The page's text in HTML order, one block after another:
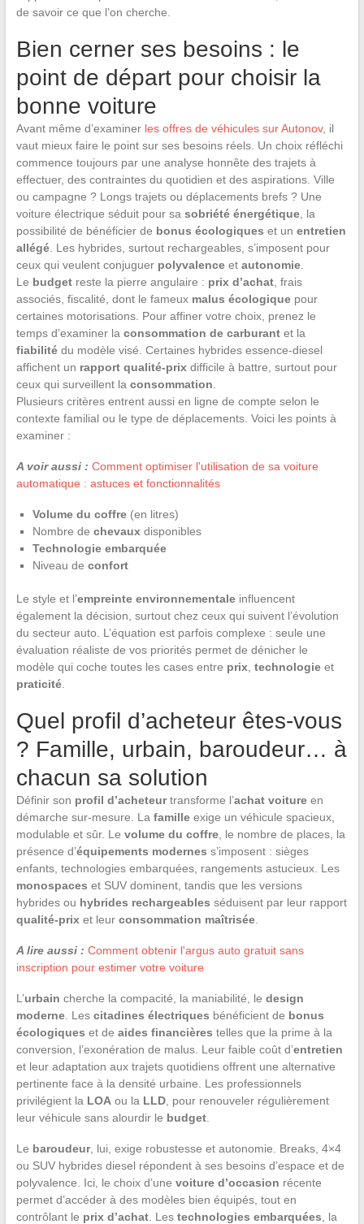
de savoir ce que l’on cherche.
Bien cerner ses besoins : le
point de départ pour choisir la
bonne voiture
Avant même d’examiner les offres de véhicules sur Autonov, il
vaut mieux faire le point sur ses besoins réels. Un choix réfléchi
commence toujours par une analyse honnête des trajets à
effectuer, des contraintes du quotidien et des aspirations. Ville
ou campagne ? Longs trajets ou déplacements brefs ? Une
voiture électrique séduit pour sa sobriété énergétique, la
possibilité de bénéficier de bonus écologiques et un entretien
allégé. Les hybrides, surtout rechargeables, s’imposent pour
ceux qui veulent conjuguer polyvalenceet autonomie.
Le budgetreste la pierre angulaire : prix d’achat, frais
associés, fiscalité, dont le fameux malus écologiquepour
certaines motorisations. Pour affiner votre choix, prenez le
temps d’examiner la consommation de carburantet la
fiabilitédu modèle visé. Certaines hybrides essence-diesel
affichent un rapport qualité-prixdifficile à battre, surtout pour
ceux qui surveillent la consommation
Plusieurs critères entrent aussi en ligne de compte selon le
contexte familial ou le type de déplacements. Voici les points à
examiner :
A voir aussi : Comment optimiser l'utilisation de sa voiture
automatique : astuces et fonctionnalités
Volume du coffre(en litres)
Nombre de chevauxdisponibles
Technologie embarquée
Niveau de confort
Le style et l’empreinte environnementaleinfluencent
également la décision, surtout chez ceux qui suivent l’évolution
du secteur auto. L’équation est parfois complexe : seule une
évaluation réaliste de vos priorités permet de dénicher le
modèle qui coche toutes les cases entre prix, technologieet
praticité.
Quel profil d’acheteur êtes-vous
? Famille, urbain, baroudeur… à
chacun sa solution
Définir son profil d’acheteurtransforme l’achat voitureen
démarche sur-mesure. La familleexige un véhicule spacieux,
modulable et sûr. Le volume du coffre, le nombre de places, la
présence d’équipements modernes s’imposent : sièges
enfants, technologies embarquées, rangements astucieux. Les
monospaces et SUV dominent, tandis que les versions
hybrides ou hybrides rechargeables séduisent par leur rapport
qualité-prixet leur consommation maîtrisée.
A lire aussi : Comment obtenir l'argus auto gratuit sans
inscription pour estimer votre voiture
L’urbain cherche la compacité, la maniabilité, le design
moderne. Les citadines électriques bénéficient de bonus
écologiques et de aides financières telles que la prime à la
conversion, l’exonération de malus. Leur faible coût d’entretien
et leur adaptation aux trajets quotidiens offrent une alternative
pertinente face à la densité urbaine. Les professionnels
privilégient la LOAou la LLD, pour renouveler régulièrement
leur véhicule sans alourdir le budget.
Le baroudeur, lui, exige robustesse et autonomie. Breaks, 4×4
ou SUV hybrides diesel répondent à ses besoins d’espace et de
polyvalence. Ici, le choix d’une voiture d’occasion récente
permet d’accéder à des modèles bien équipés, tout en
contrôlant le prix d’achat. Les technologies embarquées , la